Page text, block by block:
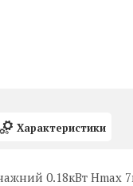
Характеристики
0.18кВт Hmax